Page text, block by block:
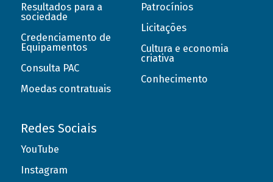
Resultados para a
sociedade
Credenciamento de
Equipamentos
Consulta PAC
Moedas contratuais
Patrocínios
Licitações
Cultura e economia
criativa
Conhecimento
Redes Sociais
YouTube
Instagram